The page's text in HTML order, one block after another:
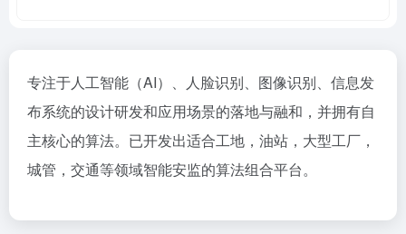
专注于人工智能（AI）、人脸识别、图像识别、信息发
布系统的设计研发和应用场景的落地与融和，并拥有自
主核心的算法。已开发出适合工地，油站，大型工厂，
城管，交通等领域智能安监的算法组合平台。